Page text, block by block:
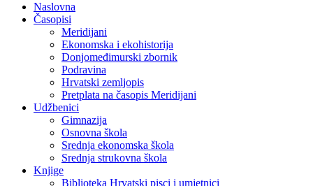
Naslovna
Časopisi
Meridijani
Ekonomska i ekohistorija
Donjomeđimurski zbornik
Podravina
Hrvatski zemljopis
Pretplata na časopis Meridijani
Udžbenici
Gimnazija
Osnovna škola
Srednja ekonomska škola
Srednja strukovna škola
Knjige
Biblioteka Hrvatski pisci i umjetnici